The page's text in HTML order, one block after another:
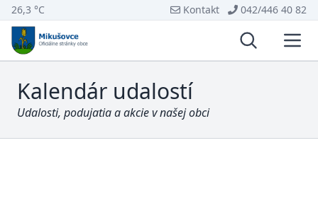
26,3 °C Kontakt 042/446 40 82
Vyhľadávanie
Kalendár udalostí
Udalosti, podujatia a akcie v našej obci